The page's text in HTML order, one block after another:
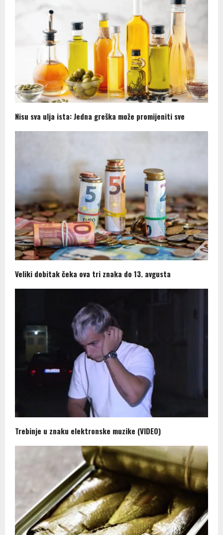
Nisu sva ulja ista: Jedna greška može promijeniti sve
Veliki dobitak čeka ova tri znaka do 13. avgusta
Trebinje u znaku elektronske muzike (VIDEO)